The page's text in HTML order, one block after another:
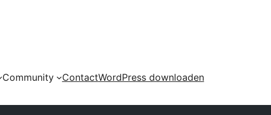
Community ContactWordPress downloaden